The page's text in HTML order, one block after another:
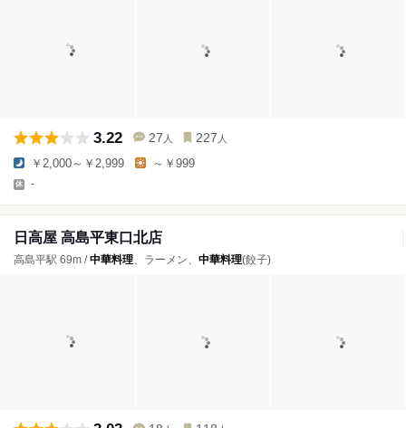
3.22 27 人 227 人
￥2,000～￥2,999 ～￥999
-
日高屋 高島平東口北店
高島平駅 69m /中華料理、ラーメン、 中華料理(餃子)